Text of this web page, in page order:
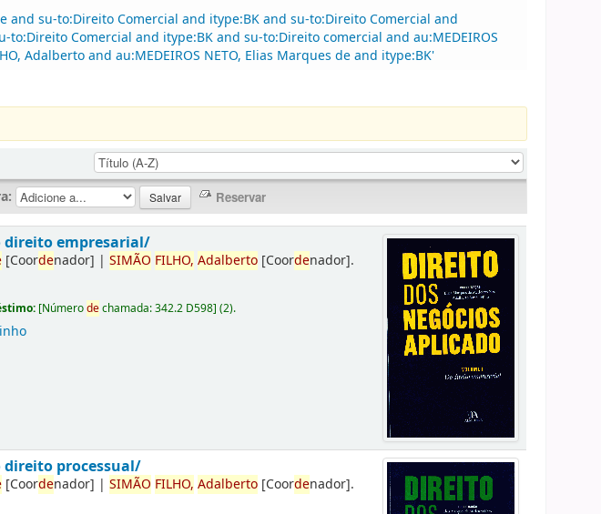
and su-to:Direito Comercial and itype:BK and su-to:Direito Comercial and
to:Direito Comercial and itype:BK and su-to:Direito comercial and au:MEDEIROS
Adalberto and au:MEDEIROS NETO, Elias Marques de and itype:BK'
direito empresarial/
[Coordenador] |SIMÃO FILHO, Adalberto [Coordenador].
[Númerodechamada:342.2 D598](2).
direito processual/
[Coordenador] |SIMÃO FILHO, Adalberto [Coordenador].